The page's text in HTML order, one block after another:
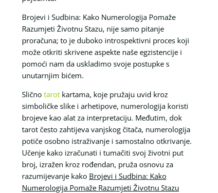
Brojevi i Sudbina: Kako Numerologija Pomaže
Razumjeti Životnu Stazu, nije samo pitanje
proračuna; to je duboko introspektivni proces koji
može otkriti skrivene aspekte naše egzistencije i
pomoći nam da uskladimo svoje postupke s
unutarnjim bićem.
Slično tarotkartama, koje pružaju uvid kroz
simboličke slike i arhetipove, numerologija koristi
brojeve kao alat za interpretaciju. Međutim, dok
tarot često zahtijeva vanjskog čitača, numerologija
potiče osobno istraživanje i samostalno otkrivanje.
Učenje kako izračunati i tumačiti svoj životni put
broj, izražen kroz rođendan, pruža osnovu za
razumijevanje kako Brojevi i Sudbina: Kako
Numerologija Pomaže Razumjeti Životnu Stazu